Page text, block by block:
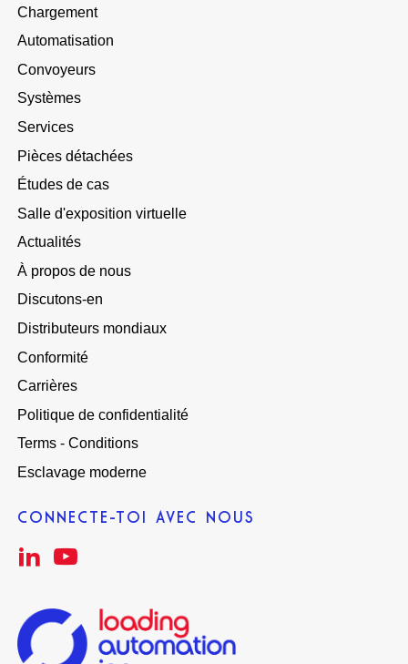
Chargement
Automatisation
Convoyeurs
Systèmes
Services
Pièces détachées
Études de cas
Salle d'exposition virtuelle
Actualités
À propos de nous
Discutons-en
Distributeurs mondiaux
Conformité
Carrières
Politique de confidentialité
Terms - Conditions
Esclavage moderne
CONNECTE-TOI AVEC NOUS